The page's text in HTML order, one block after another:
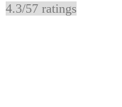
4.3/57 ratings